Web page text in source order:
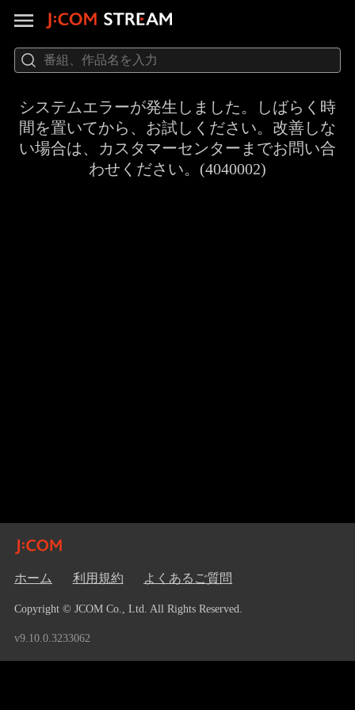
システムエラーが発生しました。しばらく時
間を置いてから、お試しください。改善しな
い場合は、カスタマーセンターまでお問い合
わせください。(4040002)
ホーム 利用規約 よくあるご質問
Copyright © JCOM Co., Ltd. All Rights Reserved.
v9.10.0.3233062